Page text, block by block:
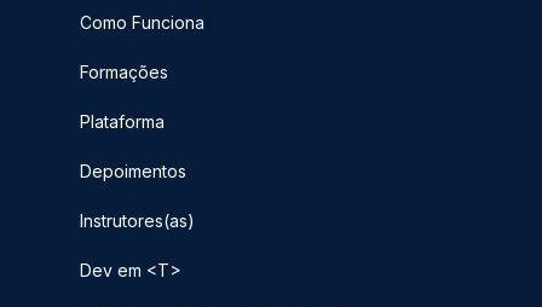
Como Funciona
Formações
Plataforma
Depoimentos
Instrutores(as)
Dev em <T>